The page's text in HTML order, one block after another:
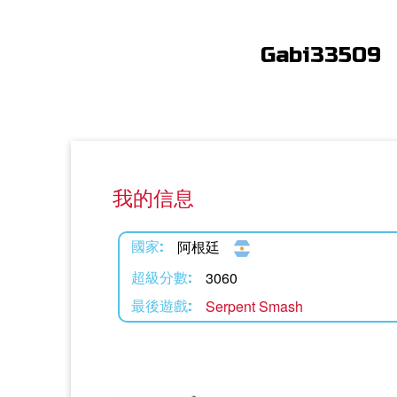
Gabi33509
我的信息
國家: 阿根廷
超級分數: 3060
最後遊戲: Serpent Smash